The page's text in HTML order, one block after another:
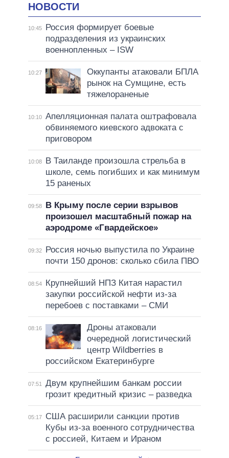
НОВОСТИ
10:45
Россия формирует боевые
подразделения из украинских
военнопленных – ISW
10:27
Оккупанты атаковали БПЛА
рынок на Сумщине, есть
тяжелораненые
10:10 Апелляционная палата оштрафовала
обвиняемого киевского адвоката с
приговором
10:08
В Таиланде произошла стрельба в
школе, семь погибших и как минимум
15 раненых
09:58
В Крыму после серии взрывов
произошел масштабный пожар на
аэродроме «Гвардейское»
09:32
Россия ночью выпустила по Украине
почти 150 дронов: сколько сбила ПВО
08:54
Крупнейший НПЗ Китая нарастил
закупки российской нефти из-за
перебоев с поставками – СМИ
08:16
Дроны атаковали
очередной логистический
центр Wildberries в
российском Екатеринбурге
07:51
Двум крупнейшим банкам россии
грозит кредитный кризис – разведка
05:17
США расширили санкции против
Кубы из-за военного сотрудничества
с россией, Китаем и Ираном